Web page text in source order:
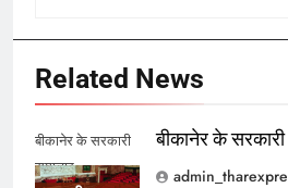
Related News
बीकानेर के सरकारी
समाचार
बीकानेर के सरकारी